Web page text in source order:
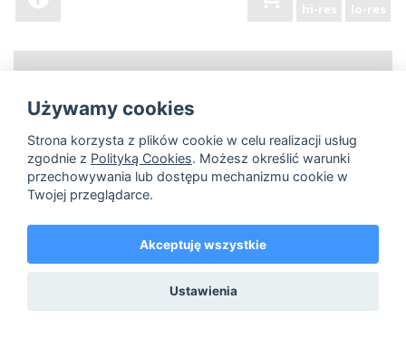
hi-res lo-res
Używamy cookies
Strona korzysta z plików cookie w celu realizacji usług
zgodnie z Polityką Cookies. Możesz określić warunki
przechowywania lub dostępu mechanizmu cookie w
Twojej przeglądarce.
Akceptuję wszystkie
Ustawienia